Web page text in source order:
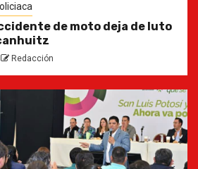
de moto deja de luto
Redacción